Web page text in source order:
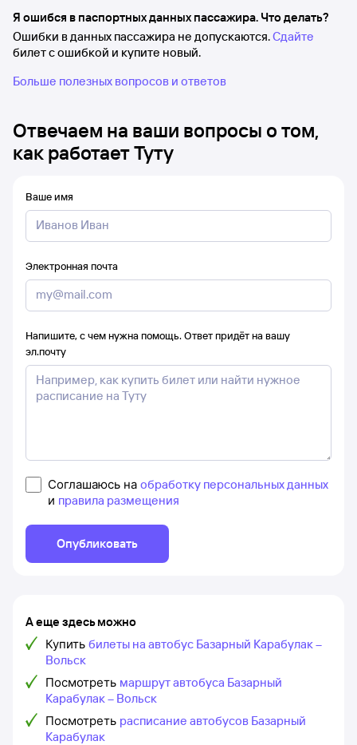
Я ошибся в паспортных данных пассажира. Что делать?
Ошибки в данных пассажира не допускаются.Сдайте
билет с ошибкой и купите новый.
Больше полезных вопросов и ответов
Отвечаем на ваши вопросы о том,
как работает Туту
Ваше имя
Электронная почта
Напишите, с чем нужна помощь. Ответ придёт на вашу
эл.почту
Соглашаюсь на обработку персональных данных
и правила размещения
Опубликовать
А еще здесь можно
Купить билеты на автобус Базарный Карабулак –
Вольск
Посмотреть маршрут автобуса Базарный
Карабулак – Вольск
Посмотреть расписание автобусов Базарный
Карабулак